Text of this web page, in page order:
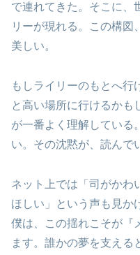
で連れてきた。そこに、
リーが現れる。この構図
美しい。
もしライリーのもとへ行
と高い場所に行けるかも
が一番よく理解している
い。その沈黙が、読んで
ネット上では「司がかわ
ほしい」という声も見か
僕は、この揺れこそが『
ます。誰かの夢を支える